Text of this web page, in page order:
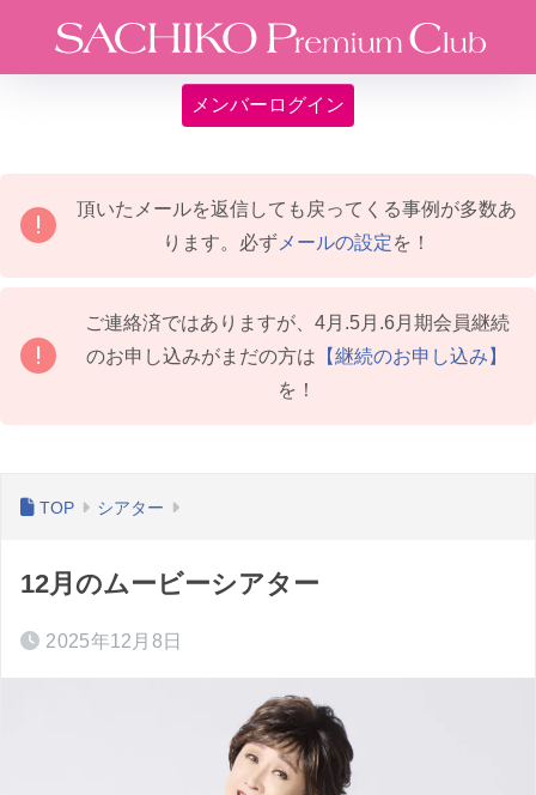
メンバーログイン
頂いたメールを返信しても戻ってくる事例が多数あ
ります。必ず メールの設定を！
ご連絡済ではありますが、4月.5月.6月期会員継続
のお申し込みがまだの方は 【継続のお申し込み】
を！
シアター
12月のムービーシアター
2025年12月8日